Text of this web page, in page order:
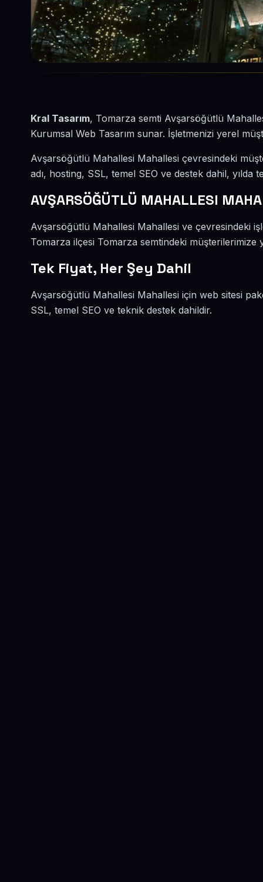
Kral Tasarım, Tomarza semti Avşarsöğütlü
Kurumsal Web Tasarım sunar. İşletmenizi yerel
Avşarsöğütlü Mahallesi Mahallesi çevresindeki
adı, hosting, SSL, temel SEO ve destek dahil, yılda
AVŞARSÖĞÜTLÜ MAHALLESI
Avşarsöğütlü Mahallesi Mahallesi ve çevresindeki
Tomarza ilçesi Tomarza semtindeki müşterilerimize
Tek Fiyat, Her Şey Dahil
Avşarsöğütlü Mahallesi Mahallesi için web sitesi
SSL, temel SEO ve teknik destek dahildir.